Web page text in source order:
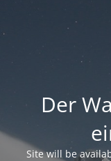
Der
Site will be